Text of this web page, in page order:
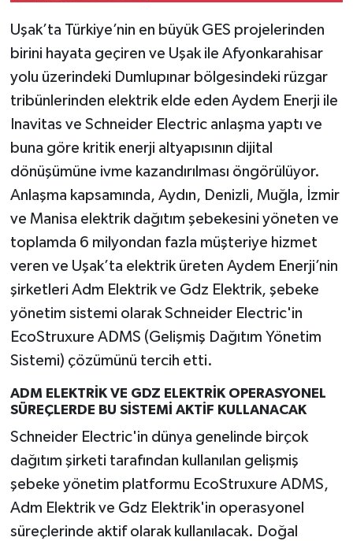
Uşak’ta Türkiye’nin en büyük GES projelerinden
birini hayata geçiren ve Uşak ile Afyonkarahisar
yolu üzerindeki Dumlupınar bölgesindeki rüzgar
tribünlerinden elektrik elde eden Aydem Enerji ile
Inavitas ve Schneider Electric anlaşma yaptı ve
buna göre kritik enerji altyapısının dijital
dönüşümüne ivme kazandırılması öngörülüyor.
Anlaşma kapsamında, Aydın, Denizli, Muğla, İzmir
ve Manisa elektrik dağıtım şebekesini yöneten ve
toplamda 6 milyondan fazla müşteriye hizmet
veren ve Uşak’ta elektrik üreten Aydem Enerji’nin
şirketleri Adm Elektrik ve Gdz Elektrik, şebeke
yönetim sistemi olarak Schneider Electric'in
EcoStruxure ADMS (Gelişmiş Dağıtım Yönetim
Sistemi) çözümünü tercih etti.
ADM ELEKTRİK VE GDZ ELEKTRİK OPERASYONEL
SÜREÇLERDE BU SİSTEMİ AKTİF KULLANACAK
Schneider Electric'in dünya genelinde birçok
dağıtım şirketi tarafından kullanılan gelişmiş
şebeke yönetim platformu EcoStruxure ADMS,
Adm Elektrik ve Gdz Elektrik'in operasyonel
süreçlerinde aktif olarak kullanılacak. Doğal